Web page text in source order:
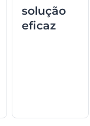
solução
eficaz